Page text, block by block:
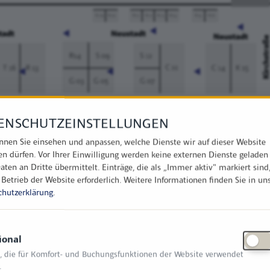
Sie einsehen und anpassen, welche Dienste wir auf dieser Website
dürfen. Vor Ihrer Einwilligung werden keine externen Dienste
an Dritte übermittelt. Einträge, die als „Immer aktiv" markiert
der Website erforderlich. Weitere Informationen finden Sie in
.
die für Komfort- und Buchungsfunktionen der Website verwendet